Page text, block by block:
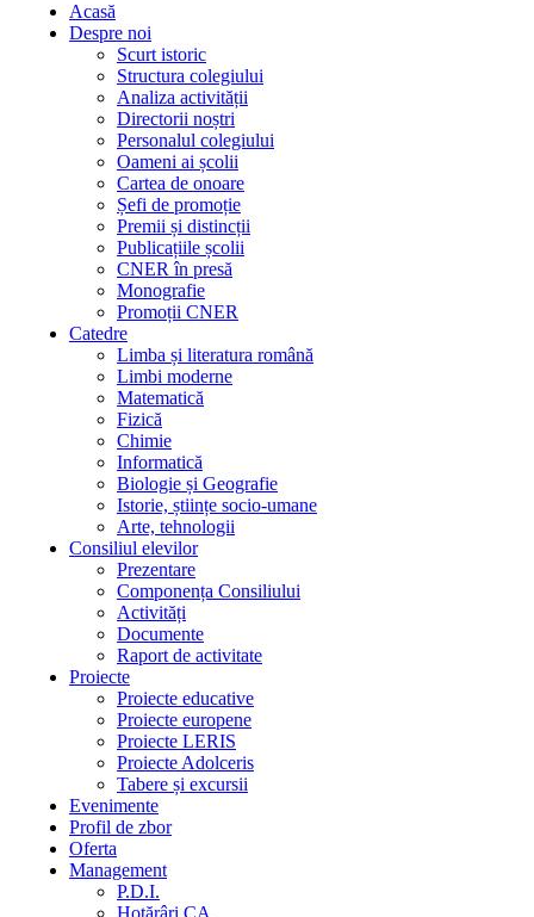
Acasă
Despre noi
Scurt istoric
Structura colegiului
Analiza activității
Directorii noștri
Personalul colegiului
Oameni ai școlii
Cartea de onoare
Șefi de promoție
Premii și distincții
Publicațiile școlii
CNER în presă
Monografie
Promoții CNER
Catedre
Limba și literatura română
Limbi moderne
Matematică
Fizică
Chimie
Informatică
Biologie și Geografie
Istorie, științe socio-umane
Arte, tehnologii
Consiliul elevilor
Prezentare
Componența Consiliului
Activități
Documente
Raport de activitate
Proiecte
Proiecte educative
Proiecte europene
Proiecte LERIS
Proiecte Adolceris
Tabere și excursii
Evenimente
Profil de zbor
Oferta
Management
P.D.I.
Hotărâri CA